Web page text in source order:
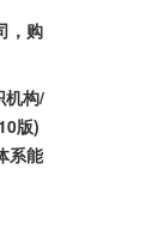
，购
机构/
版)
系能